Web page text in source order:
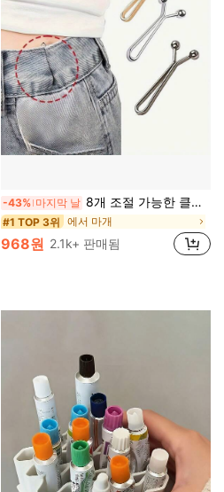
-43% 마지막 날 8개 조절 가능한 클립형 헤드밴드 버클, 못 없는 허리 고정 클립, 보이지 않는 누출 방지 클립, 다기능 스카프 헤드밴드 조임 도구, 소매, 칼라, 허리띠, 바지 다리를 조이는 데 사용할 수 있습니다
#1 TOP 3위 에서 마개
968원 2.1k+ 판매됨